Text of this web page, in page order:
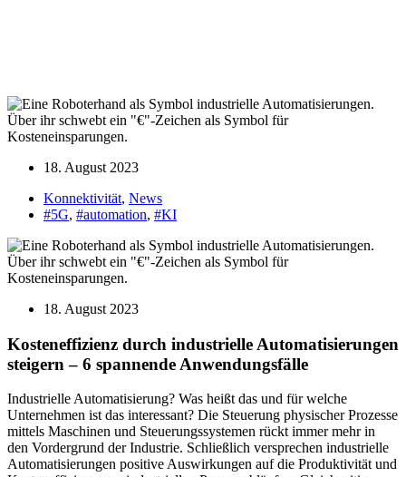
18. August 2023
Konnektivität, News
#5G, #automation, #KI
18. August 2023
Kosten­effizienz durch industrielle Automati­sie­rungen
steigern – 6 span­nende Anwendungs­fälle
Industrielle Automatisierung? Was heißt das und für welche
Unternehmen ist das interessant? Die Steuerung physischer Prozesse
mittels Maschinen und Steuerungssystemen rückt immer mehr in
den Vordergrund der Industrie. Schließlich versprechen industrielle
Automatisierungen positive Auswirkungen auf die Produktivität und